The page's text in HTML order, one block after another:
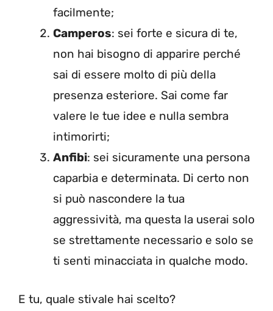
facilmente;
Camperos: sei forte e sicura di te,
non hai bisogno di apparire perché
sai di essere molto di più della
presenza esteriore. Sai come far
valere le tue idee e nulla sembra
intimorirti;
Anfibi: sei sicuramente una persona
caparbia e determinata. Di certo non
si può nascondere la tua
aggressività, ma questa la userai solo
se strettamente necessario e solo se
ti senti minacciata in qualche modo.
E tu, quale stivale hai scelto?